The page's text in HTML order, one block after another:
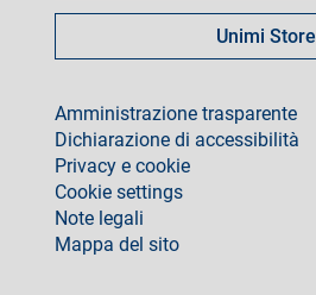
Unimi Store
footer
Amministrazione trasparente
Dichiarazione di accessibilità
Privacy e cookie
Cookie settings
Note legali
Mappa del sito